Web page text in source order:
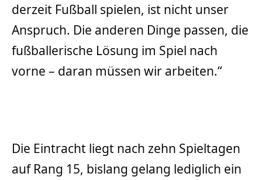
derzeit Fußball spielen, ist nicht unser
Anspruch. Die anderen Dinge passen, die
fußballerische Lösung im Spiel nach
vorne – daran müssen wir arbeiten.“
Die Eintracht liegt nach zehn Spieltagen
auf Rang 15, bislang gelang lediglich ein